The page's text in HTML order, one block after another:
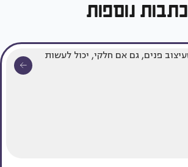
כתבות נוספות